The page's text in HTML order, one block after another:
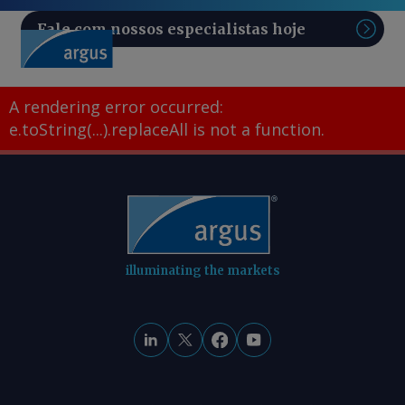
Fale com nossos especialistas hoje
A rendering error occurred:
e.toString(...).replaceAll is not a function.
illuminating the markets